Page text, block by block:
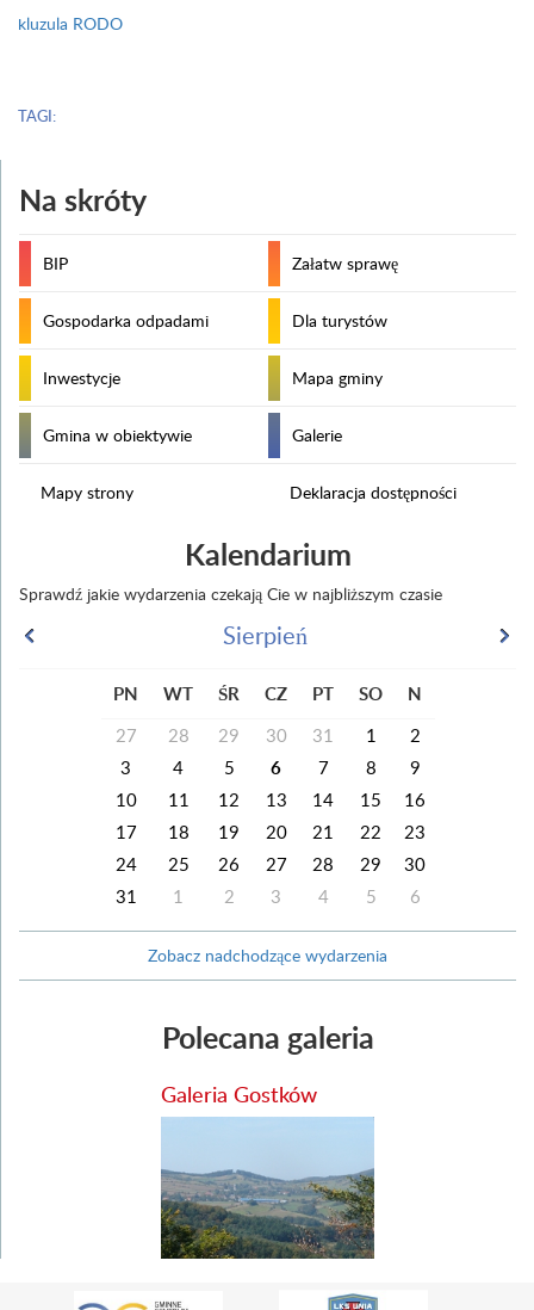
kluzula RODO
TAGI:
Na skróty
BIP Załatw sprawę
Gospodarka odpadami Dla turystów
Inwestycje Mapa gminy
Gmina w obiektywie Galerie
Mapy strony Deklaracja dostępności
Kalendarium
Sprawdź jakie wydarzenia czekają Cie w najbliższym czasie
Sierpień
PN WT ŚR CZ PT SO N
27 28 29 30 31 1
2
3
4 5 6 7 8
9
10
11 12 13 14 15
16
17
18 19 20 21 22
23
24
25 26 27 28 29
30
31
1 2 3 4 5 6
Zobacz nadchodzące wydarzenia
Polecana galeria
Galeria Gostków